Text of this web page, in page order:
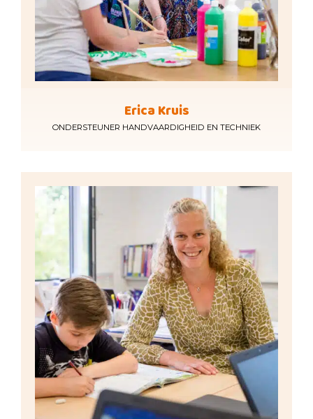
Erica Kruis
ONDERSTEUNER HANDVAARDIGHEID EN TECHNIEK